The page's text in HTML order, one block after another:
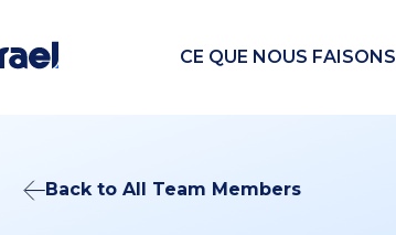
CE QUE NOUS FAISONS
Back to All Team Members